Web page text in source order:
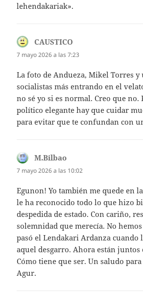
lehendakariak».
CAUSTICO
7 mayo 2026 a las 7:23
La foto de Andueza, Mikel Torres y
socialistas más entrando en el
no sé yo si es normal. Creo que no.
político elegante hay que cuidar
para evitar que te confundan con
M.Bilbao
7 mayo 2026 a las 10:02
Egunon! Yo también me quede en
le ha reconocido todo lo que hizo
despedida de estado. Con cariño,
solemnidad que merecía. No
pasó el Lendakari Ardanza cuando
aquel desgarro. Ahora están juntos
Cómo tiene que ser. Un saludo
Agur.